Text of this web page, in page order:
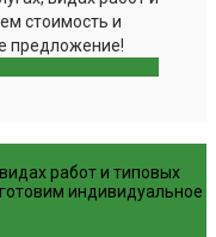
стоимость и
предложение!
работ и типовых
индивидуальное